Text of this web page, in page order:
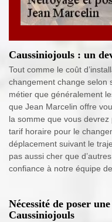
Caussiniojouls : un
Tout comme le coût
changement change selon
métier que généralement
que Jean Marcelin offre
la somme que vous
tarif horaire pour le
déplacement suivant le
pas aussi cher que
confiance à notre équipe
Nécessité de poser
Caussiniojouls